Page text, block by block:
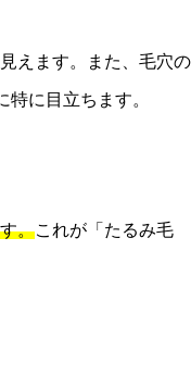
えます。また、毛穴の
特に目立ちます。
。これが「たるみ毛